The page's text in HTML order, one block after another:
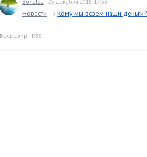
Bonalba · 23 декабря 2015, 17:33
Новости → Кому мы везём наши деньги?
Весь эфир · RSS